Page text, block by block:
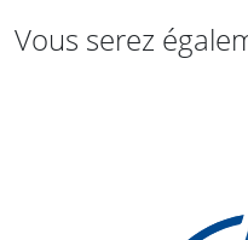
Vous serez